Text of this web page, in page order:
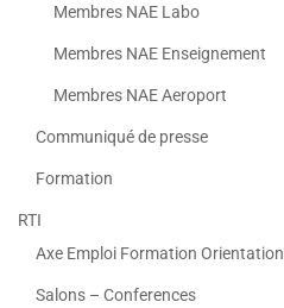
Membres NAE Labo
Membres NAE Enseignement
Membres NAE Aeroport
Communiqué de presse
Formation
RTI
Axe Emploi Formation Orientation
Salons – Conferences